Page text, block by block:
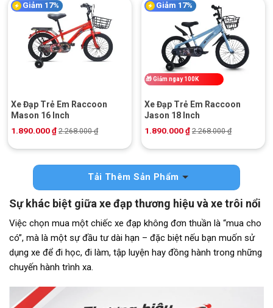
Giảm 17%
Xe Đạp Trẻ Em Raccoon
Mason 16 Inch
1.890.000₫ 2.268.000₫
Giảm 17%
🎁Giảm ngay 100K
Xe Đạp Trẻ Em Raccoon
Jason 18 Inch
1.890.000₫ 2.268.000₫
Tải Thêm Sản Phẩm
Sự khác biệt giữa xe đạp thương hiệu và xe trôi nổi
Việc chọn mua một chiếc xe đạp không đơn thuần là “mua cho
có”, mà là một sự đầu tư dài hạn – đặc biệt nếu bạn muốn sử
dụng xe để đi học, đi làm, tập luyện hay đồng hành trong những
chuyến hành trình xa.